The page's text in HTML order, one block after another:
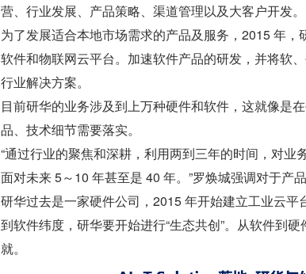
营、行业发展、产品策略、渠道管理以及大客户开发。
为了发展适合本地市场需求的产品及服务，2015 年
软件和物联网云平台。加速软件产品的研发，并将软
行业解决方案。
目前研华的业务涉及到上万种硬件和软件，这就像是
品、技术细节需要落实。
“通过行业的聚焦和深耕，利用两到三年的时间，对业
面对未来 5～10 年甚至是 40 年。”罗焕城强调对于产品
研华过去是一家硬件公司，2015 年开始建立工业云平
到软件纬度，研华要开始进行“生态共创”。从软件到
就。